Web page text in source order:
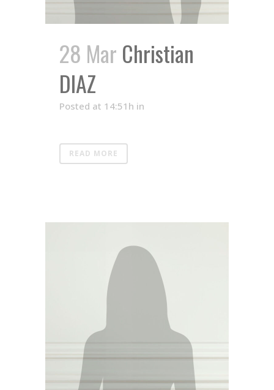
28 Mar Christian
DIAZ
Posted at 14:51h in
READ MORE